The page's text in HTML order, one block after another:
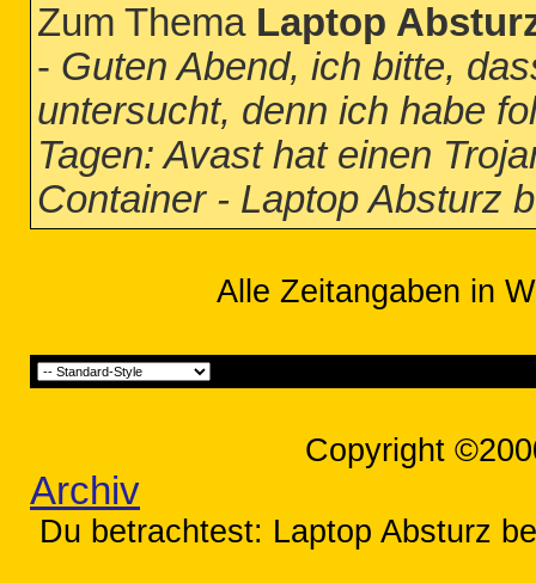
Zum Thema Laptop
- Guten Abend, ich bitte,
untersucht, denn ich habe
Tagen: Avast hat einen
Container - Laptop Absturz
Alle Zeitangaben in
Copyright
Archiv
Du betrachtest: Laptop Absturz